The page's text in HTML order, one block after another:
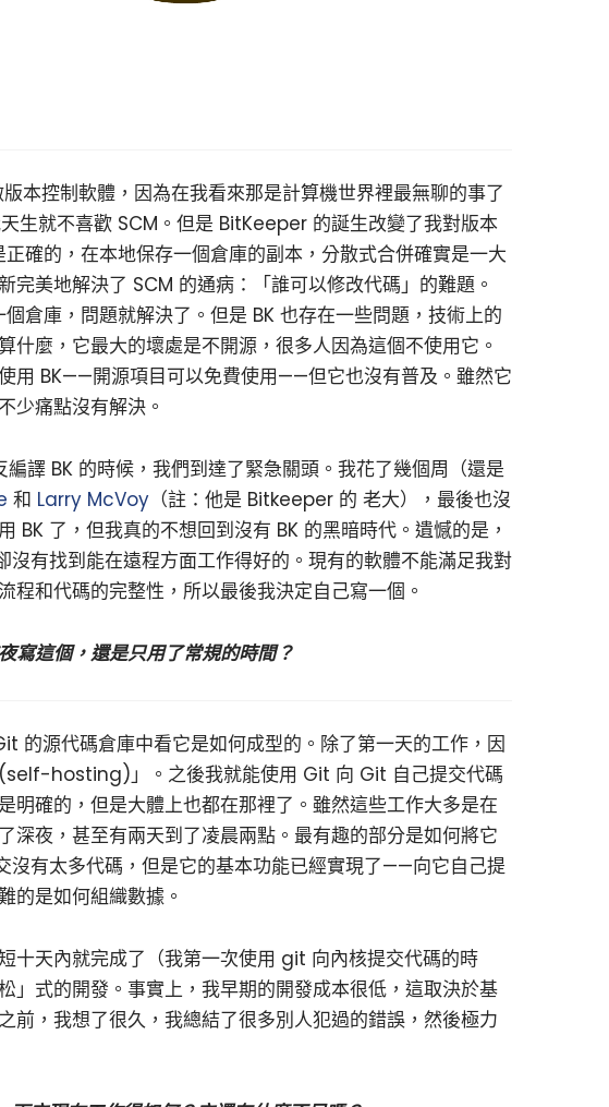
本控制軟體，因為在我看來那是計算機世界裡最無聊的事了
生就不喜歡 SCM。但是 BitKeeper 的誕生改變了我對版本
確的，在本地保存一個倉庫的副本，分散式合併確實是一大
完美地解決了 SCM 的通病：「誰可以修改代碼」的難題。
倉庫，問題就解決了。但是 BK 也存在一些問題，技術上的
什麼，它最大的壞處是不開源，很多人因為這個不使用它。
用 BK——開源項目可以免費使用——但它也沒有普及。雖然它
少痛點沒有解決。
編譯 BK 的時候，我們到達了緊急關頭。我花了幾個周（還是
和 Larry McVoy （註：他是 Bitkeeper 的 老大），最後也沒
BK 了，但我真的不想回到沒有 BK 的黑暗時代。遺憾的是，
沒有找到能在遠程方面工作得好的。現有的軟體不能滿足我對
程和代碼的完整性，所以最後我決定自己寫一個。
寫這個，還是只用了常規的時間？
的源代碼倉庫中看它是如何成型的。除了第一天的工作，因
hosting)」。之後我就能使用 Git 向 Git 自己提交代碼
明確的，但是大體上也都在那裡了。雖然這些工作大多是在
深夜，甚至有兩天到了凌晨兩點。最有趣的部分是如何將它
沒有太多代碼，但是它的基本功能已經實現了——向它自己提
的是如何組織數據。
十天內就完成了（我第一次使用 git 向內核提交代碼的時
」式的開發。事實上，我早期的開發成本很低，這取決於基
前，我想了很久，我總結了很多別人犯過的錯誤，然後極力
小白觀察：Let&apos;s Encrpt 正
過渡到 ISRG Root
更開放的分散式事務 | Fescar 品牌
升級，更名為 Seata